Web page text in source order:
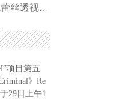
何润东夏日写真魅力多变 黑色蕾丝透视西装性感吸
满屏长腿称霸夏天 马思纯机场演绎freestyle